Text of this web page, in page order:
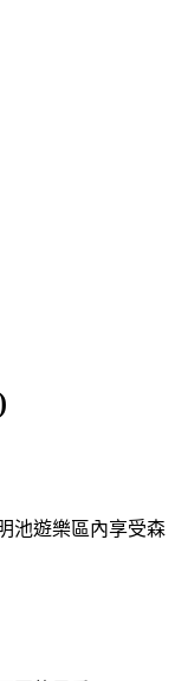
池遊樂區內享受森